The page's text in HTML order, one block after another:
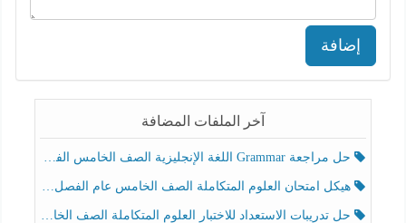
إضافة
آخر الملفات المضافة
حل مراجعة Grammar اللغة الإنجليزية الصف الخامس الفصل الثالث
هيكل امتحان العلوم المتكاملة الصف الخامس عام الفصل الدراسي الثالث 2025-2026
حل تدريبات الاستعداد للاختبار العلوم المتكاملة الصف الخامس عام الفصل الثالث